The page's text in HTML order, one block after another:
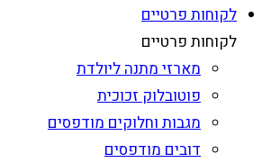
לקוחות פרטיים
לקוחות פרטיים
מארזי מתנה ליולדת
פוטובלוק זכוכית
מגבות וחלוקים מודפסים
דובים מודפסים